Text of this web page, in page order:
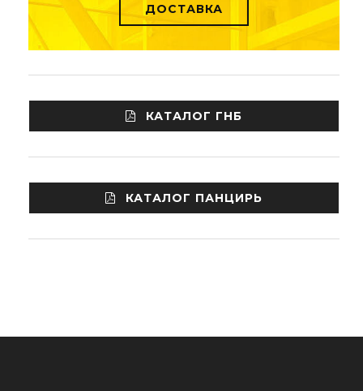
ДОСТАВКА
КАТАЛОГ ГНБ
КАТАЛОГ ПАНЦИРЬ